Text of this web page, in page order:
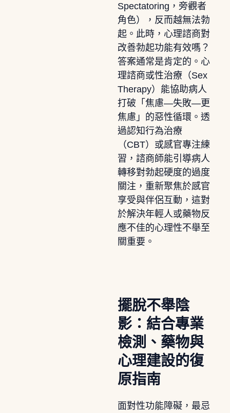
Spectatoring，旁觀者
角色），反而越無法勃
起。此時，心理諮商對
改善勃起功能有效嗎？
答案通常是肯定的。心
理諮商或性治療（Sex
Therapy）能協助病人
打破「焦慮—失敗—更
焦慮」的惡性循環。透
過認知行為治療
（CBT）或感官專注練
習，諮商師能引導病人
轉移對勃起硬度的過度
關注，重新聚焦於感官
享受與伴侶互動，這對
於解決年輕人或藥物反
應不佳的心理性不舉至
關重要。
擺脫不舉陰
影：結合專業
檢測、藥物與
心理建設的復
原指南
面對性功能障礙，最忌